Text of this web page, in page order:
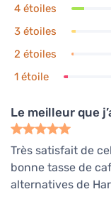
4 étoiles
3 étoiles
2 étoiles
1 étoile
Le meilleur que
Très satisfait de
bonne tasse de
alternatives de